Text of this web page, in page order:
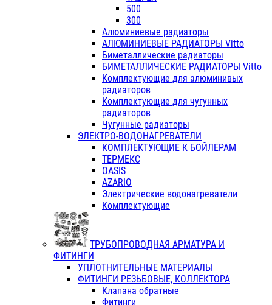
500
300
Алюминиевые радиаторы
АЛЮМИНИЕВЫЕ РАДИАТОРЫ Vitto
Биметаллические радиаторы
БИМЕТАЛЛИЧЕСКИЕ РАДИАТОРЫ Vitto
Комплектующие для алюминивых
радиаторов
Комплектующие для чугунных
радиаторов
Чугунные радиаторы
ЭЛЕКТРО-ВОДОНАГРЕВАТЕЛИ
КОМПЛЕКТУЮЩИЕ К БОЙЛЕРАМ
ТЕРМЕКС
OASIS
AZARIO
Электрические водонагреватели
Комплектующие
ТРУБОПРОВОДНАЯ АРМАТУРА И
ФИТИНГИ
УПЛОТНИТЕЛЬНЫЕ МАТЕРИАЛЫ
ФИТИНГИ РЕЗЬБОВЫЕ, КОЛЛЕКТОРА
Клапана обратные
Фитинги